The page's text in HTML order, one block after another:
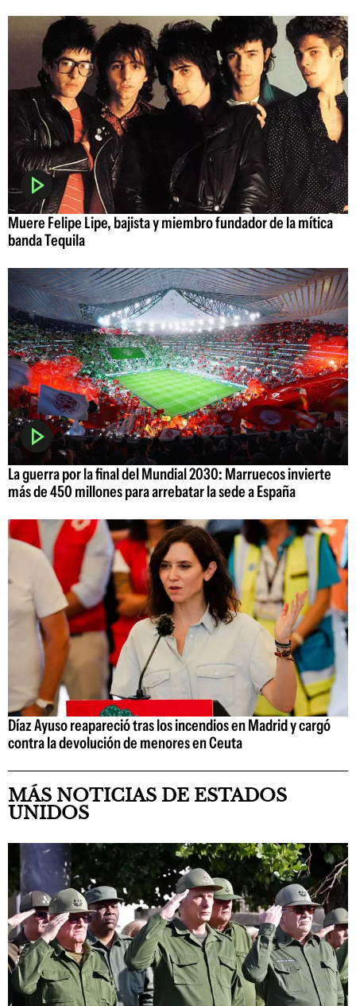
Muere Felipe Lipe, bajista y miembro fundador de la mítica
banda Tequila
La guerra por la final del Mundial 2030: Marruecos invierte
más de 450 millones para arrebatar la sede a España
Díaz Ayuso reapareció tras los incendios en Madrid y cargó
contra la devolución de menores en Ceuta
MÁS NOTICIAS DE ESTADOS
UNIDOS